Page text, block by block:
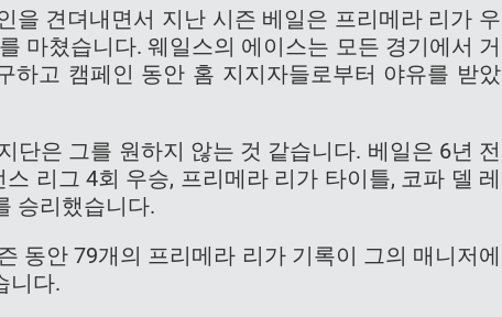
을 견뎌내면서 지난 시즌 베일은 프리메라 리가 우
마쳤습니다. 웨일스의 에이스는 모든 경기에서 거
하고 캠페인 동안 홈 지지자들로부터 야유를 받았
단은 그를 원하지 않는 것 같습니다. 베일은 6년 전
리그 4회 우승, 프리메라 리가 타이틀, 코파 델 레
승리했습니다.
동안 79개의 프리메라 리가 기록이 그의 매니저에
니다.